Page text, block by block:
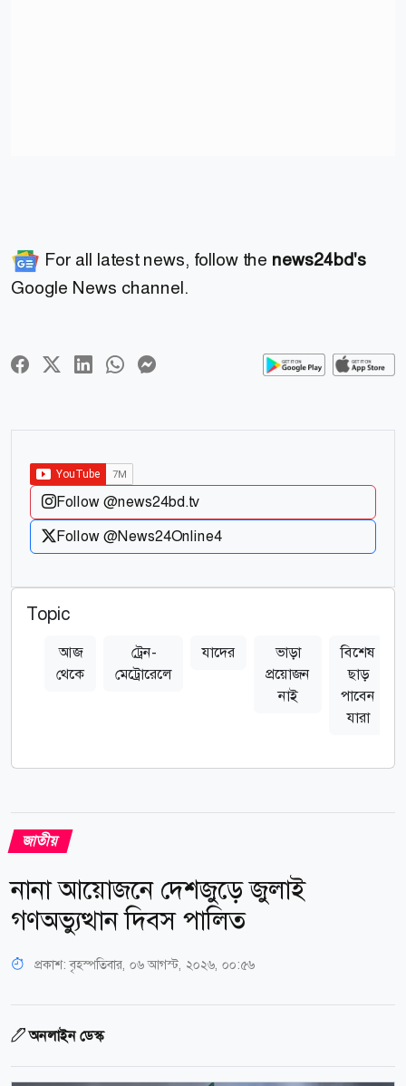
For all latest news, follow the news24bd's
Google News channel.
Follow @news24bd.tv
Follow @News24Online4
Topic
আজ
থেকে
ট্রেন-
মেট্রোরেলে
যাদের
ভাড়া
প্রয়োজন
নাই
বিশেষ
ছাড়
পাবেন
যারা
জাতীয়
নানা আয়োজনে দেশজুড়ে জুলাই
গণঅভ্যুত্থান দিবস পালিত
প্রকাশ:বৃহস্পতিবার, ০৬ আগস্ট, ২০২৬, ০০:৫৬
অনলাইন ডেস্ক